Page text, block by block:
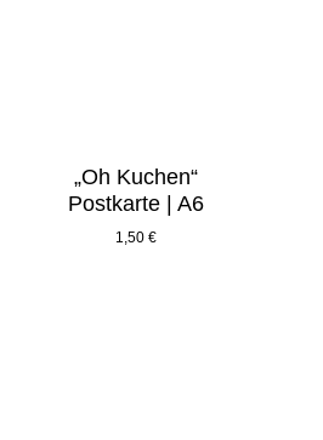
„Oh Kuchen“
Postkarte | A6
1,50 €